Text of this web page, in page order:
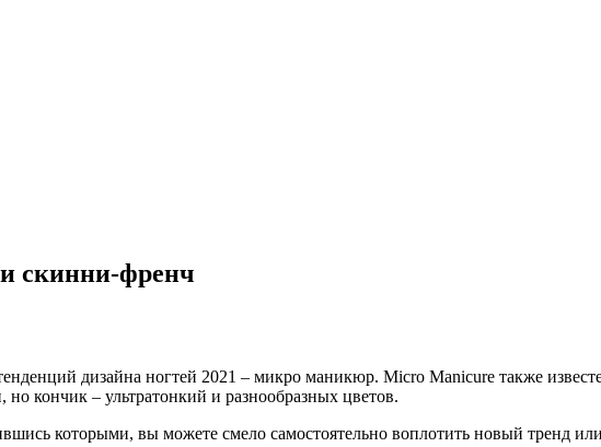
скинни-френч
дизайна ногтей 2021 – микро маникюр. Micro Manicure также
кончик – ультратонкий и разнообразных цветов.
которыми, вы можете смело самостоятельно воплотить новый тренд